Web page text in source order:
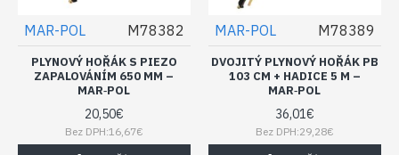
MAR-POL M78382
PLYNOVÝ HOŘÁK S PIEZO
ZAPALOVÁNÍM 650 MM –
MAR‑POL
20,50€
Bez DPH:16,67€
MAR-POL M78389
DVOJITÝ PLYNOVÝ HOŘÁK PB
103 CM + HADICE 5 M –
MAR‑POL
36,01€
Bez DPH:29,28€